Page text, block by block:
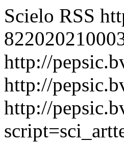
Scielo RSS
http://
http://
http://